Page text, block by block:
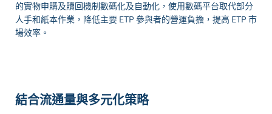
的實物申購及贖回機制數碼化及自動化，使用數碼平台取代部分
人手和紙本作業，降低主要 ETP 參與者的營運負擔，提高 ETP 市
場效率。
結合流通量與多元化策略